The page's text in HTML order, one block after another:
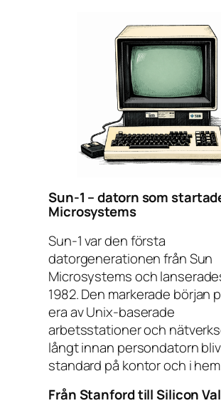
Sun-1 – datorn som
Microsystems
Sun-1 var den första
datorgenerationen från Sun
Microsystems och
1982. Den markerade början
era av Unix-baserade
arbetsstationer och
långt innan persondatorn
standard på kontor och i
Från Stanford till Silicon